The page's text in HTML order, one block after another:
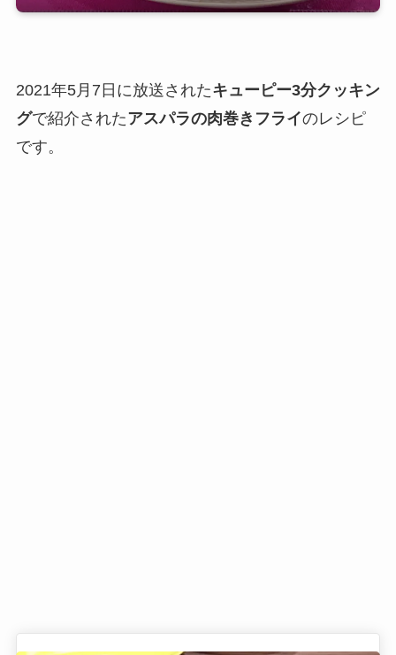
2021年5月7日に放送されたキューピー3分クッキン
グで紹介されたアスパラの肉巻きフライのレシピ
です。